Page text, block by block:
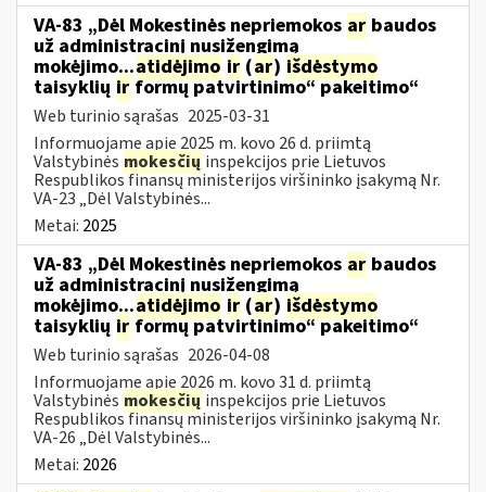
VA-83 „Dėl Mokestinės nepriemokos ar baudos
už administracinį nusižengimą
mokėjimo...atidėjimo ir (ar) išdėstymo
taisyklių ir formų patvirtinimo“ pakeitimo“
Web turinio sąrašas 2025-03-31
Informuojame apie 2025 m. kovo 26 d. priimtą
Valstybinės mokesčių inspekcijos prie Lietuvos
Respublikos finansų ministerijos viršininko įsakymą Nr.
VA-23 „Dėl Valstybinės...
Metai: 2025
VA-83 „Dėl Mokestinės nepriemokos ar baudos
už administracinį nusižengimą
mokėjimo...atidėjimo ir (ar) išdėstymo
taisyklių ir formų patvirtinimo“ pakeitimo“
Web turinio sąrašas 2026-04-08
Informuojame apie 2026 m. kovo 31 d. priimtą
Valstybinės mokesčių inspekcijos prie Lietuvos
Respublikos finansų ministerijos viršininko įsakymą Nr.
VA-26 „Dėl Valstybinės...
Metai: 2026